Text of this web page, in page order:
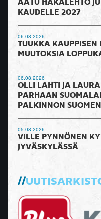
AATU HAKALEHTO
KAUDELLE 2027
06.08.2026
TUUKKA KAUPPISEN
MUUTOKSIA
06.08.2026
OLLI LAHTI JA
PARHAAN
PALKINNON
05.08.2026
VILLE PYNNÖNEN
JYVÄSKYLÄSSÄ